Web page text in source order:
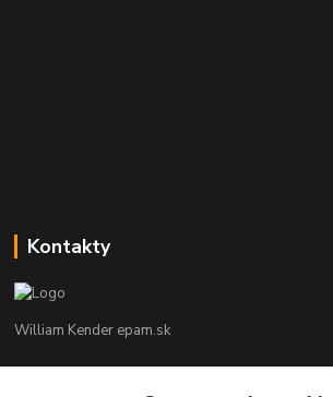
Kontakty
William Kender epam.sk